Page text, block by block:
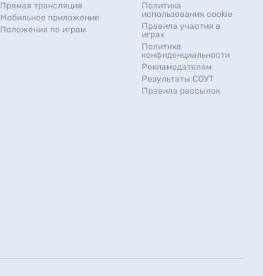
Прямая трансляция
Мобильное приложение
Положения по играм
Политика
использования cookie
Правила участия в
играх
Политика
конфиденциальности
Рекламодателям
Результаты СОУТ
Правила рассылок